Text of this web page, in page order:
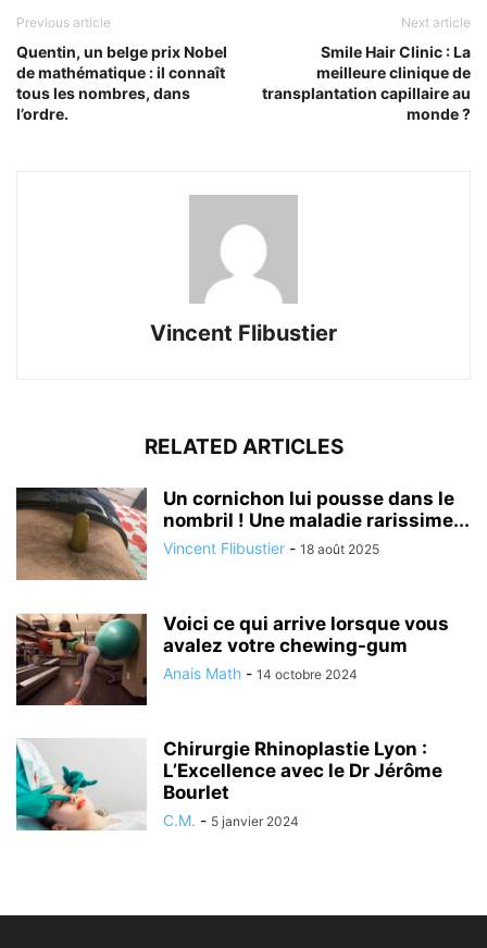
Previous article
Quentin, un belge prix Nobel
de mathématique : il connaît
tous les nombres, dans
l’ordre.
Next article
Smile Hair Clinic : La
meilleure clinique de
transplantation capillaire au
monde ?
Vincent Flibustier
RELATED ARTICLES
Un cornichon lui pousse dans le
nombril ! Une maladie rarissime...
Vincent Flibustier - 18 août 2025
Voici ce qui arrive lorsque vous
avalez votre chewing-gum
Anais Math - 14 octobre 2024
Chirurgie Rhinoplastie Lyon :
L’Excellence avec le Dr Jérôme
Bourlet
C.M. - 5 janvier 2024